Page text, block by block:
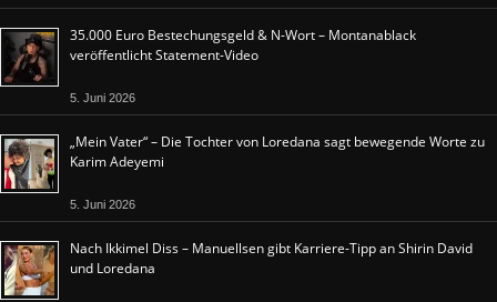
35.000 Euro Bestechungsgeld & N-Wort – Montanablack
veröffentlicht Statement-Video
5. Juni 2026
„Mein Vater“ – Die Tochter von Loredana sagt bewegende Worte zu
Karim Adeyemi
5. Juni 2026
Nach Ikkimel Diss – Manuellsen gibt Karriere-Tipp an Shirin David
und Loredana